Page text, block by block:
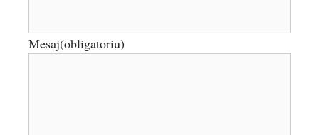
Mesaj(obligatoriu)